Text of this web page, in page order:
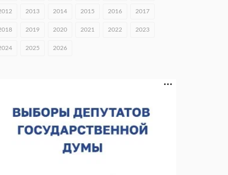
вырос в 1,9 раза
В Нижнем Новгороде открыли фестиваль «Семья
06.08.2026 15:26
Видели ночь, бежали всю ночь... На
Нижневолжской набережной прошел необычный
2013 2014 2015 2016 2017
2019 2020 2021 2022 2023
2025 2026